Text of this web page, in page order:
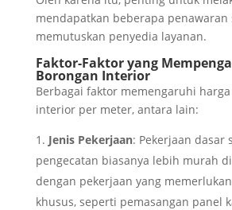
mendapatkan beberapa penawaran
memutuskan penyedia layanan.
Faktor-Faktor yang
Borongan Interior
Berbagai faktor memengaruhi
interior per meter, antara lain:
Jenis Pekerjaan: Pekerjaan dasar
pengecatan biasanya lebih murah
dengan pekerjaan yang
khusus, seperti pemasangan panel